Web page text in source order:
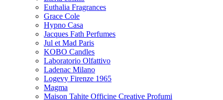
Euthalia Fragrances
Grace Cole
Hypno Casa
Jacques Fath Perfumes
Jul et Mad Paris
KOBO Candles
Laboratorio Olfattivo
Ladenac Milano
Logevy Firenze 1965
Magma
Maison Tahite Officine Creative Profumi